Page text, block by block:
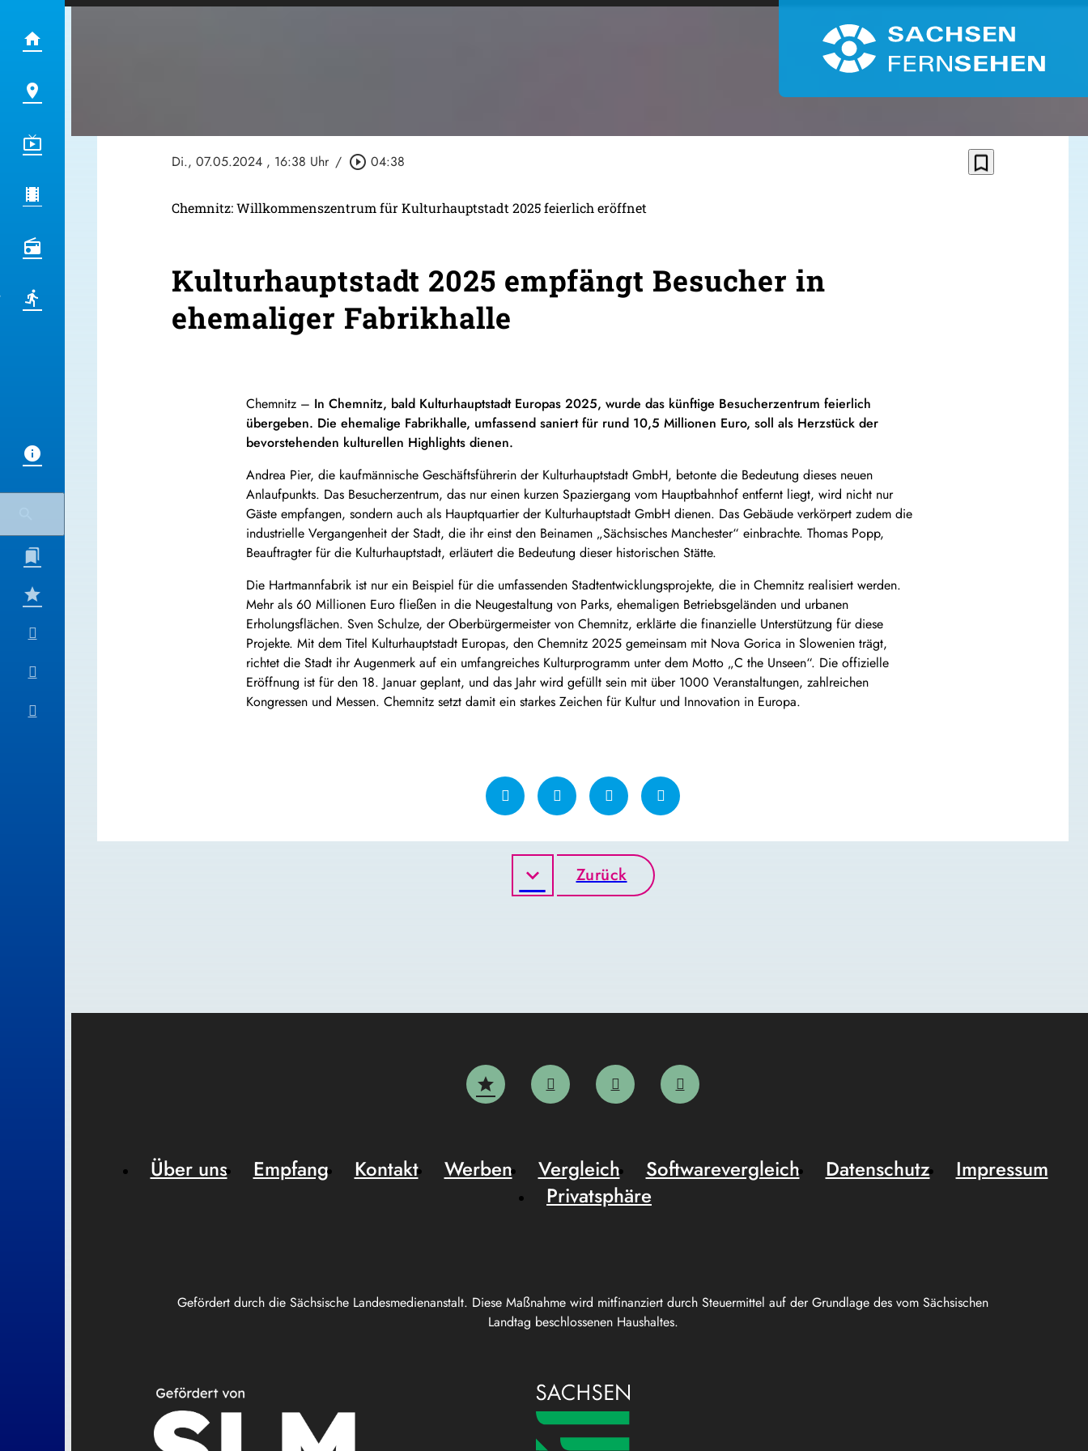
Di., 07.05.2024 , 16:38 Uhr / play_circle_outline 04:38 bookmark_border
Chemnitz: Willkommenszentrum für Kulturhauptstadt 2025 feierlich eröffnet
Kulturhauptstadt 2025 empfängt Besucher in
ehemaliger Fabrikhalle
Chemnitz – In Chemnitz, bald Kulturhauptstadt Europas 2025, wurde das künftige Besucherzentrum feierlich
übergeben. Die ehemalige Fabrikhalle, umfassend saniert für rund 10,5 Millionen Euro, soll als Herzstück der
bevorstehenden kulturellen Highlights dienen.
Andrea Pier, die kaufmännische Geschäftsführerin der Kulturhauptstadt GmbH, betonte die Bedeutung dieses neuen
Anlaufpunkts. Das Besucherzentrum, das nur einen kurzen Spaziergang vom Hauptbahnhof entfernt liegt, wird nicht nur
Gäste empfangen, sondern auch als Hauptquartier der Kulturhauptstadt GmbH dienen. Das Gebäude verkörpert zudem die
industrielle Vergangenheit der Stadt, die ihr einst den Beinamen „Sächsisches Manchester“ einbrachte. Thomas Popp,
Beauftragter für die Kulturhauptstadt, erläutert die Bedeutung dieser historischen Stätte.
Die Hartmannfabrik ist nur ein Beispiel für die umfassenden Stadtentwicklungsprojekte, die in Chemnitz realisiert werden.
Mehr als 60 Millionen Euro fließen in die Neugestaltung von Parks, ehemaligen Betriebsgeländen und urbanen
Erholungsflächen. Sven Schulze, der Oberbürgermeister von Chemnitz, erklärte die finanzielle Unterstützung für diese
Projekte. Mit dem Titel Kulturhauptstadt Europas, den Chemnitz 2025 gemeinsam mit Nova Gorica in Slowenien trägt,
richtet die Stadt ihr Augenmerk auf ein umfangreiches Kulturprogramm unter dem Motto „C the Unseen“. Die offizielle
Eröffnung ist für den 18. Januar geplant, und das Jahr wird gefüllt sein mit über 1000 Veranstaltungen, zahlreichen
Kongressen und Messen. Chemnitz setzt damit ein starkes Zeichen für Kultur und Innovation in Europa.
Zurück
Gefördert durch die Sächsische Landesmedienanstalt. Diese Maßnahme wird mitfinanziert durch Steuermittel auf der Grundlage des vom Sächsischen
Landtag beschlossenen Haushaltes.
Über uns Empfang Kontakt Werben Vergleich Softwarevergleich Datenschutz
Impressum
Privatsphäre